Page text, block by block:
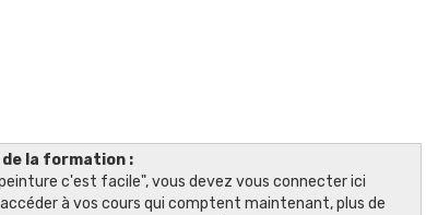
la formation :
c'est facile", vous devez vous connecter ici
à vos cours qui comptent maintenant, plus de